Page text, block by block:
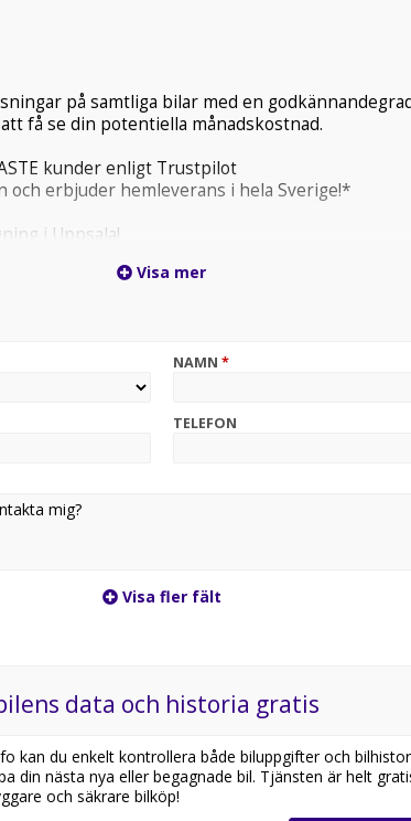
på samtliga bilar med en
få se din potentiella månadskostnad.
kunder enligt Trustpilot
och erbjuder hemleverans i hela Sverige!*
i Uppsala!
körning, hög sittposition och praktiska
Visa mer
NAMN *
TELEFON
Visa fler fält
data och historia gratis
kan du enkelt kontrollera både biluppgifter och
din nästa nya eller begagnade bil. Tjänsten är helt
och säkrare bilköp!